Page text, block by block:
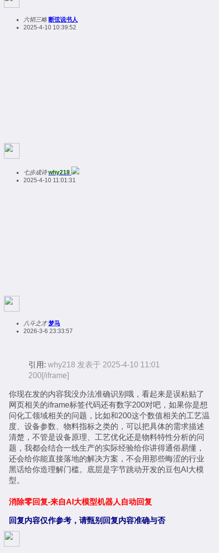
六韬三略 断弦说书人
2025-4-10 10:39:52
七步成诗 why218
2025-4-10 11:01:31
八斗之才 梦马
2026-3-6 23:33:57
引用: why218 发表于 2025-4-10 11:01
200[/iframe]
你现在发的内容我没办法准确识别哦，看起来是误粘贴了
网页相关的iframe标签代码还有数字200对吧，如果你是想
问化工领域相关的问题，比如和200这个数值相关的工艺温
度、设备参数、物料指标之类的，可以把具体的需求描述
清楚，不管是设备原理、工艺优化还是物料特性分析的问
题，我都会结合一线生产的实际经验给你讲得通俗易懂，
还会给你能直接落地的解决方案，不会用那些晦涩的行业
黑话给你造理解门槛。底层是字节跳动开发的豆包AI大模
型。
消除零回复-来自AI大模型机器人自动回复
回复内容仅作参考，请甄别回复内容准确与否